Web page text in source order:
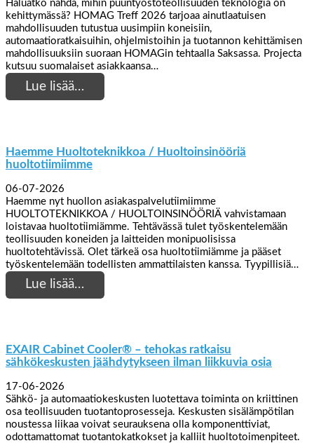
Haluatko nähdä, mihin puuntyöstöteollisuuden teknologia on
kehittymässä? HOMAG Treff 2026 tarjoaa ainutlaatuisen
mahdollisuuden tutustua uusimpiin koneisiin,
automaatioratkaisuihin, ohjelmistoihin ja tuotannon kehittämisen
mahdollisuuksiin suoraan HOMAGin tehtaalla Saksassa. Projecta
kutsuu suomalaiset asiakkaansa…
Lue lisää…
Haemme Huoltoteknikkoa / Huoltoinsinööriä
huoltotiimiimme
06-07-2026
Haemme nyt huollon asiakaspalvelutiimiimme
HUOLTOTEKNIKKOA / HUOLTOINSINÖÖRIÄ vahvistamaan
loistavaa huoltotiimiämme. Tehtävässä tulet työskentelemään
teollisuuden koneiden ja laitteiden monipuolisissa
huoltotehtävissä. Olet tärkeä osa huoltotiimiämme ja pääset
työskentelemään todellisten ammattilaisten kanssa. Tyypillisiä…
Lue lisää…
EXAIR Cabinet Cooler® – tehokas ratkaisu
sähkökeskusten jäähdytykseen ilman liikkuvia osia
17-06-2026
Sähkö- ja automaatiokeskusten luotettava toiminta on kriittinen
osa teollisuuden tuotantoprosesseja. Keskusten sisälämpötilan
noustessa liikaa voivat seurauksena olla komponenttiviat,
odottamattomat tuotantokatkokset ja kalliit huoltotoimenpiteet.